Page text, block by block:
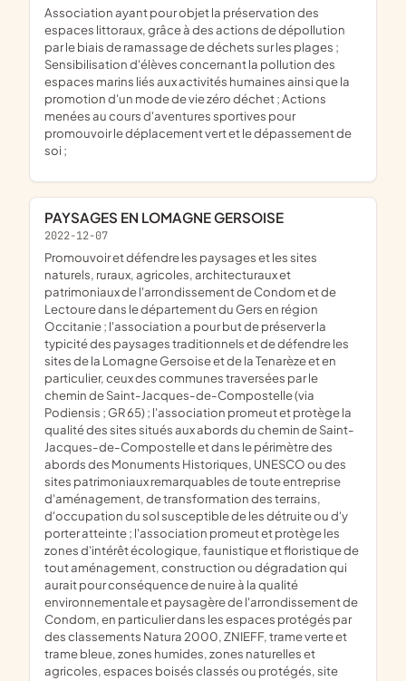
association ayant pour objet la préservation des
espaces littoraux, grâce à des actions de dépollution
par le biais de ramassage de déchets sur les plages ;
Sensibilisation d'élèves concernant la pollution des
espaces marins liés aux activités humaines ainsi que la
promotion d'un mode de vie zéro déchet ; Actions
menées au cours d'aventures sportives pour
promouvoir le déplacement vert et le dépassement de
soi ;
PAYSAGES EN LOMAGNE GERSOISE
2022-12-07
promouvoir et défendre les paysages et les sites
naturels, ruraux, agricoles, architecturaux et
patrimoniaux de l'arrondissement de Condom et de
Lectoure dans le département du Gers en région
Occitanie ; l'association a pour but de préserver la
typicité des paysages traditionnels et de défendre les
sites de la Lomagne Gersoise et de la Tenarèze et en
particulier, ceux des communes traversées par le
chemin de Saint-Jacques-de-Compostelle (via
Podiensis ; GR 65) ; l'association promeut et protège la
qualité des sites situés aux abords du chemin de Saint-
Jacques-de-Compostelle et dans le périmètre des
abords des Monuments Historiques, UNESCO ou des
sites patrimoniaux remarquables de toute entreprise
d'aménagement, de transformation des terrains,
d'occupation du sol susceptible de les détruite ou d'y
porter atteinte ; l'association promeut et protège les
zones d'intérêt écologique, faunistique et floristique de
tout aménagement, construction ou dégradation qui
aurait pour conséquence de nuire à la qualité
environnementale et paysagère de l'arrondissement de
Condom, en particulier dans les espaces protégés par
des classements Natura 2000, ZNIEFF, trame verte et
trame bleue, zones humides, zones naturelles et
agricoles, espaces boisés classés ou protégés, site